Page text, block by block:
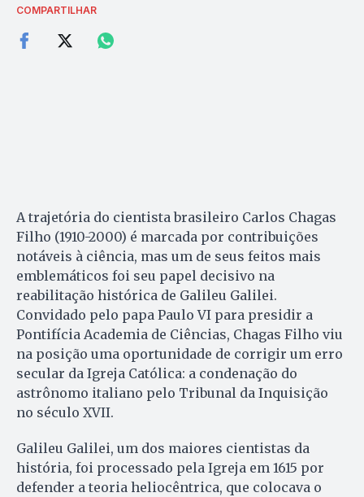
COMPARTILHAR
A trajetória do cientista brasileiro Carlos Chagas
Filho (1910-2000) é marcada por contribuições
notáveis à ciência, mas um de seus feitos mais
emblemáticos foi seu papel decisivo na
reabilitação histórica de Galileu Galilei.
Convidado pelo papa Paulo VI para presidir a
Pontifícia Academia de Ciências, Chagas Filho viu
na posição uma oportunidade de corrigir um erro
secular da Igreja Católica: a condenação do
astrônomo italiano pelo Tribunal da Inquisição
no século XVII.
Galileu Galilei, um dos maiores cientistas da
história, foi processado pela Igreja em 1615 por
defender a teoria heliocêntrica, que colocava o